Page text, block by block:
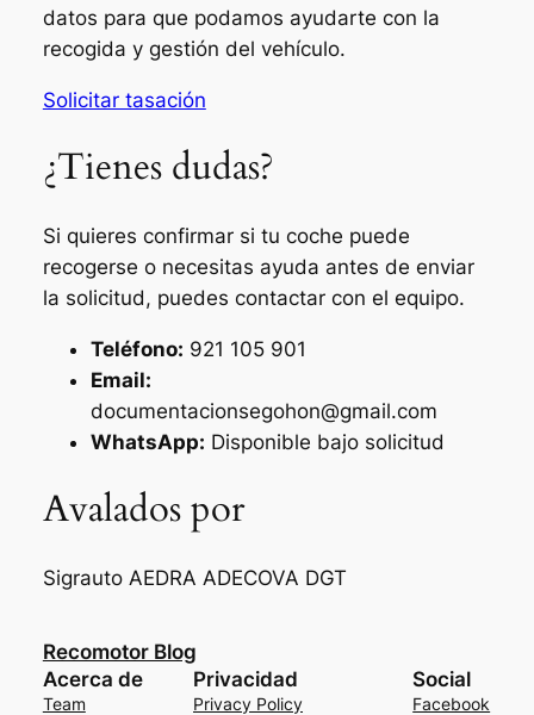
datos para que podamos ayudarte con la
recogida y gestión del vehículo.
Solicitar tasación
¿Tienes dudas?
Si quieres confirmar si tu coche puede
recogerse o necesitas ayuda antes de enviar
la solicitud, puedes contactar con el equipo.
Teléfono: 921 105 901
Email:
documentacionsegohon@gmail.com
WhatsApp: Disponible bajo solicitud
Avalados por
Sigrauto AEDRA ADECOVA DGT
Recomotor Blog
Acerca de
Team
Privacidad
Privacy Policy
Social
Facebook